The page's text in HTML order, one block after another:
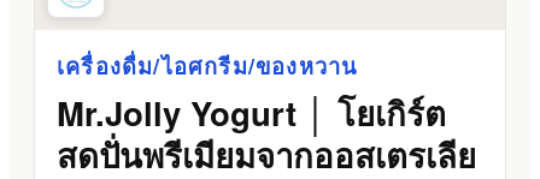
เครื่องดื่ม/ไอศกรีม/ของหวาน
Mr.Jolly Yogurt │ โยเกิร์ต
สดปั่นพรีเมียมจากออสเตรเลีย